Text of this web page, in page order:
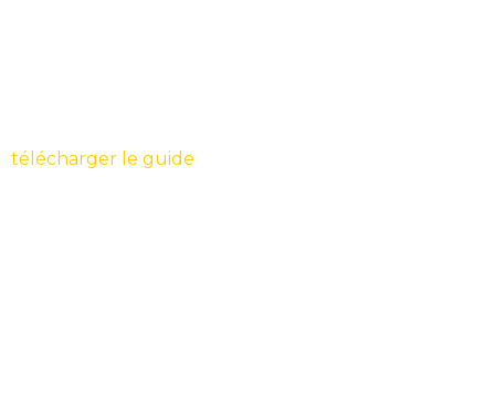
télécharger le guide